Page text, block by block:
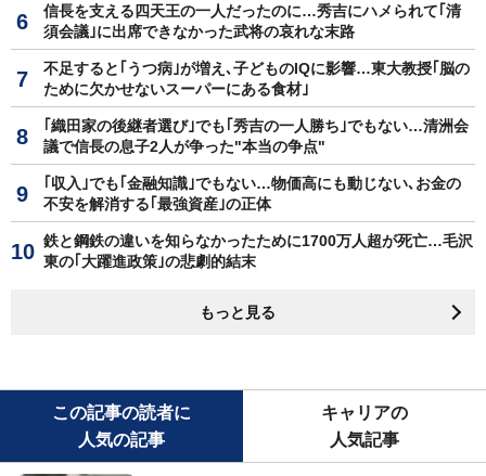
信長を支える四天王の一人だったのに…秀吉にハメられて｢清
須会議｣に出席できなかった武将の哀れな末路
不足すると｢うつ病｣が増え､子どものIQに影響…東大教授｢脳の
ために欠かせないスーパーにある食材｣
｢織田家の後継者選び｣でも｢秀吉の一人勝ち｣でもない…清洲会
議で信長の息子2人が争った"本当の争点"
｢収入｣でも｢金融知識｣でもない…物価高にも動じない､お金の
不安を解消する｢最強資産｣の正体
鉄と鋼鉄の違いを知らなかったために1700万人超が死亡…毛沢
東の｢大躍進政策｣の悲劇的結末
もっと見る
この記事の読者に
人気の記事
キャリアの
人気記事